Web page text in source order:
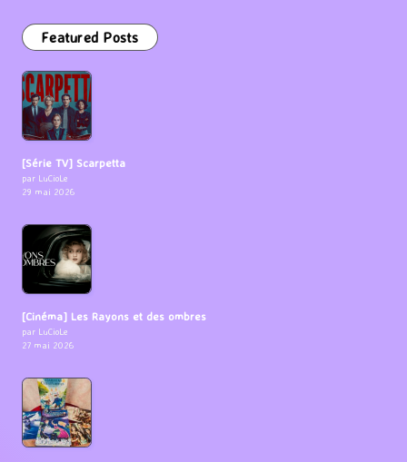
Featured Posts
[Série TV] Scarpetta
par LuCioLe
29 mai 2026
[Cinéma] Les Rayons et des ombres
par LuCioLe
27 mai 2026